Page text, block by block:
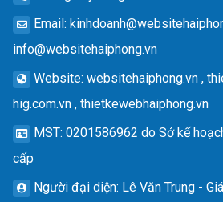
Email :
info@websitehaiphong.vn
Website: websitehaiphong.vn ,
hig.com.vn , thietkewebhaiphong.vn
MST: 0201586962 do Sở kế
cấp
Người đại diện: Lê Văn Trung -